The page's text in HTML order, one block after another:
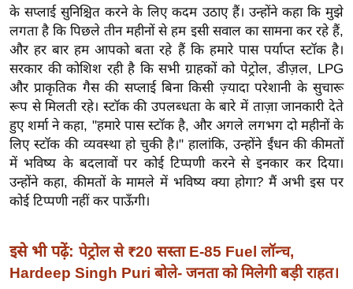
श
ख्सि
य
त
यं
ग
इं
डि
या
सा
त्य
ज
ग
के सप्लाई सुनिश्चित करने के लिए कदम उठाए हैं। उन्होंने कहा कि मुझे
लगता है कि पिछले तीन महीनों से हम इसी सवाल का सामना कर रहे हैं,
और हर बार हम आपको बता रहे हैं कि हमारे पास पर्याप्त स्टॉक है।
सरकार की कोशिश रही है कि सभी ग्राहकों को पेट्रोल, डीज़ल, LPG
और प्राकृतिक गैस की सप्लाई बिना किसी ज़्यादा परेशानी के सुचारू
रूप से मिलती रहे। स्टॉक की उपलब्धता के बारे में ताज़ा जानकारी देते
हुए शर्मा ने कहा, "हमारे पास स्टॉक है, और अगले लगभग दो महीनों के
लिए स्टॉक की व्यवस्था हो चुकी है।" हालांकि, उन्होंने ईंधन की कीमतों
में भविष्य के बदलावों पर कोई टिप्पणी करने से इनकार कर दिया।
उन्होंने कहा, कीमतों के मामले में भविष्य क्या होगा? मैं अभी इस पर
कोई टिप्पणी नहीं कर पाऊँगी।
इसे भी पढ़ें: पेट्रोल से ₹20 सस्ता E-85 Fuel लॉन्च,
Hardeep Singh Puri बोले- जनता को मिलेगी बड़ी राहत।